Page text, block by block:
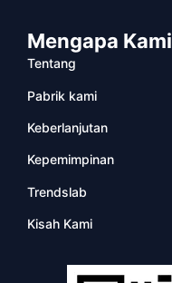
Mengapa Kami
Tentang
Pabrik kami
Keberlanjutan
Kepemimpinan
Trendslab
Kisah Kami